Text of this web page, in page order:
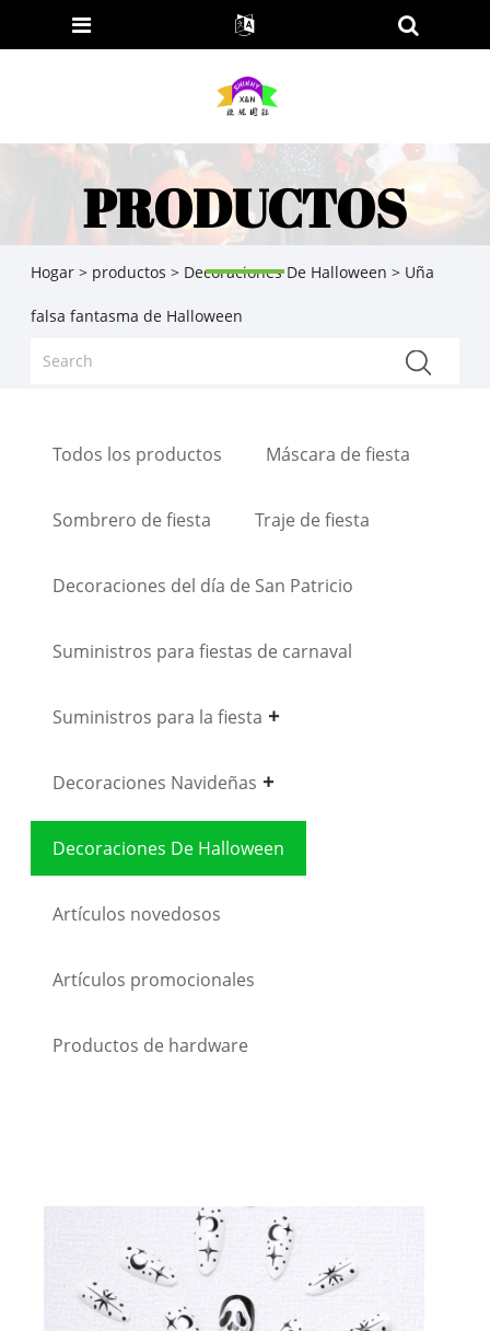
PRODUCTOS
Hogar > productos > Decoraciones De Halloween > Uña
falsa fantasma de Halloween
Todos los productos Máscara de fiesta
Sombrero de fiesta Traje de fiesta
Decoraciones del día de San Patricio
Suministros para fiestas de carnaval
Suministros para la fiesta
Decoraciones Navideñas
Decoraciones De Halloween
Artículos novedosos
Artículos promocionales
Productos de hardware